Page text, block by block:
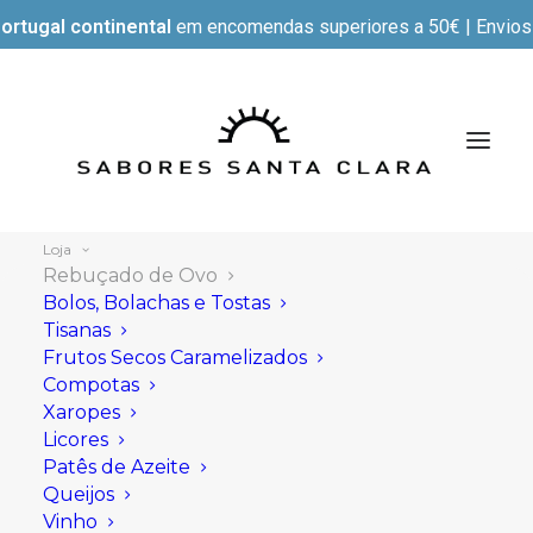
continental em encomendas superiores a 50€ |
Loja
Rebuçado de Ovo
Bolos, Bolachas e Tostas
Tisanas
Frutos Secos Caramelizados
Compotas
Xaropes
Licores
Patês de Azeite
Queijos
Vinho